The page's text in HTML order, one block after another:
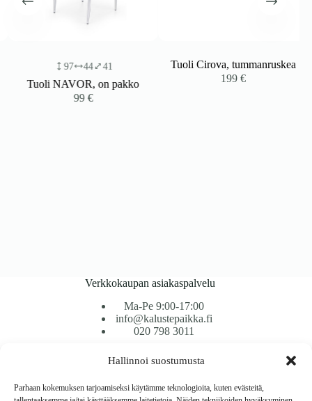
Hallinnoi suostumusta
Parhaan kokemuksen tarjoamiseksi käytämme teknologioita, kuten evästeitä,
97 44 41
Tuoli NAVOR, on pakko
99€
Tuoli Cirova, tummanruskea
199€
Verkkokaupan asiakaspalvelu
Ma-Pe 9:00-17:00
info@kalustepaikka.fi
020 798 3011
Tavarantoimitus / Maksutavat
Toimitustavat
Maksutavat